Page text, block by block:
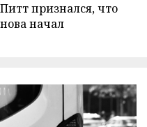
признался, что
начал